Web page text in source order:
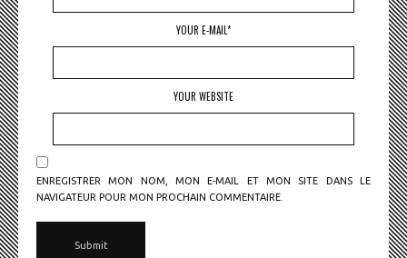
YOUR E-MAIL*
YOUR WEBSITE
ENREGISTRER MON NOM, MON E-MAIL ET MON SITE DANS LE
NAVIGATEUR POUR MON PROCHAIN COMMENTAIRE.